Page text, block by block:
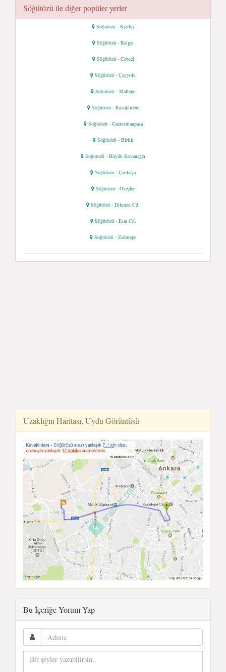
Söğütözü ile diğer popüler yerler
Söğütözü - Kızılay
Söğütözü - Balgat
Söğütözü - Cebeci
Söğütözü - Çayyolu
Söğütözü - Maltepe
Söğütözü - Kavaklıdere
Söğütözü - Gaziosmanpaşa
Söğütözü - Birlik
Söğütözü - Büyük Kovanağzı
Söğütözü - Çankaya
Söğütözü - Öveçler
Söğütözü - Dikmen Cd.
Söğütözü - Esat Cd.
Söğütözü - Zafertepe
Uzaklığın Haritası, Uydu Görüntüsü
Bu İçeriğe Yorum Yap